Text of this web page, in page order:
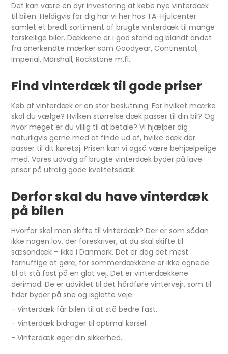
Det kan være en dyr investering at købe nye vinterdæk
til bilen. Heldigvis for dig har vi her hos TA-Hjulcenter
samlet et bredt sortiment af brugte vinterdæk til mange
forskellige biler. Dækkene er i god stand og blandt andet
fra anerkendte mærker som Goodyear, Continental,
Imperial, Marshall, Rockstone m.fl.
Find vinterdæk til gode priser
Køb af vinterdæk er en stor beslutning. For hvilket mærke
skal du vælge? Hvilken størrelse dæk passer til din bil? Og
hvor meget er du villig til at betale? Vi hjælper dig
naturligvis gerne med at finde ud af, hvilke dæk der
passer til dit køretøj. Prisen kan vi også være behjælpelige
med. Vores udvalg af brugte vinterdæk byder på lave
priser på utrolig gode kvalitetsdæk.
Derfor skal du have vinterdæk
på bilen
Hvorfor skal man skifte til vinterdæk? Der er som sådan
ikke nogen lov, der foreskriver, at du skal skifte til
sæsondæk – ikke i Danmark. Det er dog det mest
fornuftige at gøre, for sommerdækkene er ikke egnede
til at stå fast på en glat vej. Det er vinterdækkene
derimod. De er udviklet til det hårdføre vintervejr, som til
tider byder på sne og isglatte veje.
- Vinterdæk får bilen til at stå bedre fast.
- Vinterdæk bidrager til optimal kørsel.
- Vinterdæk øger din sikkerhed.